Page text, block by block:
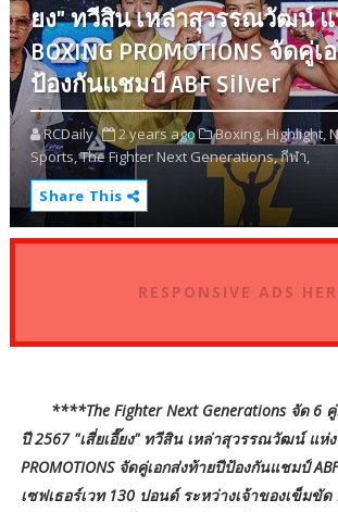
ยง" ทวีสิน เหล่าสุวรรณวัฒน์ แ
BOXING PROMOTIONS จัดคู่
ป้องกันแชมป์ ABF Silver
RCDaily 2 years ago Boxing,Highlight,
Sports,The Fighter Next Generations,กีฬา,
Share This
RESPONSIVE ADS
****The Fighter Next Generations จัด 6
ปี 2567 "เสี่ยเอี๊ยง" ทวีสิน เหล่าสุวรรณวัฒน์ แห่ง
PROMOTIONS จัดคู่เอกส่งท้ายปีป้องกันแชมป์
เซฟเธอร์เวท 130 ปอนด์ ระหว่างเจ้าของเข็มขั